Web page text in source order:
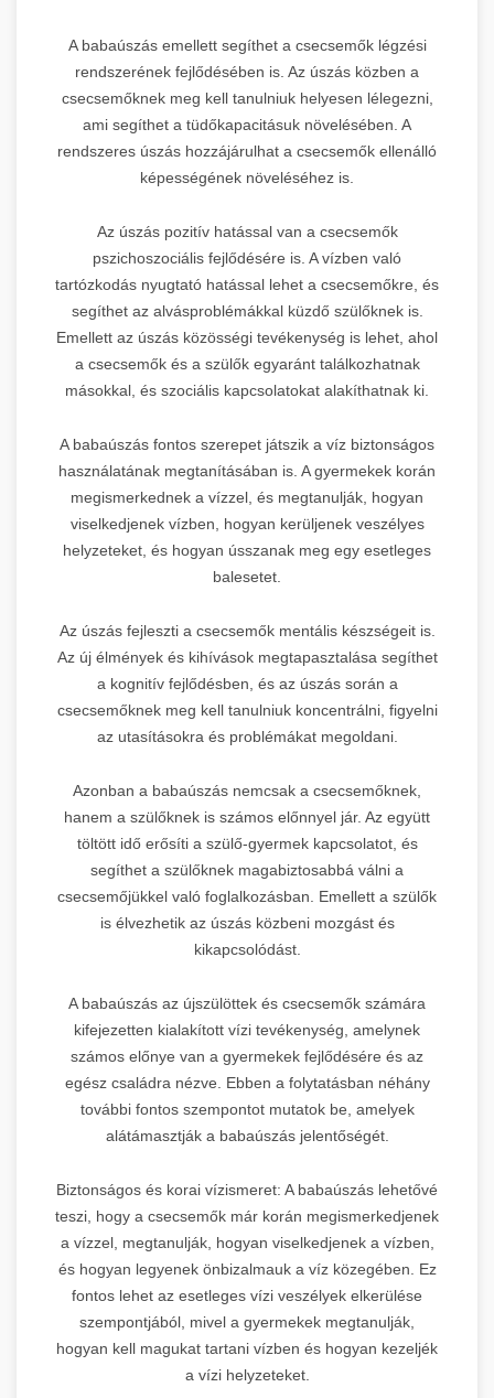
A babaúszás emellett segíthet a csecsemők légzési
rendszerének fejlődésében is. Az úszás közben a
csecsemőknek meg kell tanulniuk helyesen lélegezni,
ami segíthet a tüdőkapacitásuk növelésében. A
rendszeres úszás hozzájárulhat a csecsemők ellenálló
képességének növeléséhez is.
Az úszás pozitív hatással van a csecsemők
pszichoszociális fejlődésére is. A vízben való
tartózkodás nyugtató hatással lehet a csecsemőkre, és
segíthet az alvásproblémákkal küzdő szülőknek is.
Emellett az úszás közösségi tevékenység is lehet, ahol
a csecsemők és a szülők egyaránt találkozhatnak
másokkal, és szociális kapcsolatokat alakíthatnak ki.
A babaúszás fontos szerepet játszik a víz biztonságos
használatának megtanításában is. A gyermekek korán
megismerkednek a vízzel, és megtanulják, hogyan
viselkedjenek vízben, hogyan kerüljenek veszélyes
helyzeteket, és hogyan ússzanak meg egy esetleges
balesetet.
Az úszás fejleszti a csecsemők mentális készségeit is.
Az új élmények és kihívások megtapasztalása segíthet
a kognitív fejlődésben, és az úszás során a
csecsemőknek meg kell tanulniuk koncentrálni, figyelni
az utasításokra és problémákat megoldani.
Azonban a babaúszás nemcsak a csecsemőknek,
hanem a szülőknek is számos előnnyel jár. Az együtt
töltött idő erősíti a szülő-gyermek kapcsolatot, és
segíthet a szülőknek magabiztosabbá válni a
csecsemőjükkel való foglalkozásban. Emellett a szülők
is élvezhetik az úszás közbeni mozgást és
kikapcsolódást.
A babaúszás az újszülöttek és csecsemők számára
kifejezetten kialakított vízi tevékenység, amelynek
számos előnye van a gyermekek fejlődésére és az
egész családra nézve. Ebben a folytatásban néhány
további fontos szempontot mutatok be, amelyek
alátámasztják a babaúszás jelentőségét.
Biztonságos és korai vízismeret: A babaúszás lehetővé
teszi, hogy a csecsemők már korán megismerkedjenek
a vízzel, megtanulják, hogyan viselkedjenek a vízben,
és hogyan legyenek önbizalmauk a víz közegében. Ez
fontos lehet az esetleges vízi veszélyek elkerülése
szempontjából, mivel a gyermekek megtanulják,
hogyan kell magukat tartani vízben és hogyan kezeljék
a vízi helyzeteket.